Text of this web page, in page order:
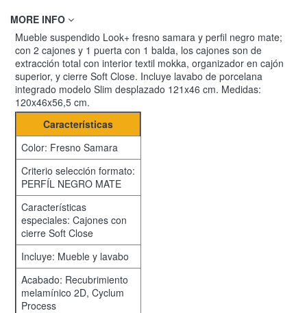
MORE INFO
Mueble suspendido Look+ fresno samara y perfil negro mate;
con 2 cajones y 1 puerta con 1 balda, los cajones son de
extracción total con interior textil mokka, organizador en cajón
superior, y cierre Soft Close. Incluye lavabo de porcelana
integrado modelo Slim desplazado 121x46 cm. Medidas:
120x46x56,5 cm.
Características
Color: Fresno Samara
Criterio selección formato:
PERFÍL NEGRO MATE
Características
especiales: Cajones con
cierre Soft Close
Incluye: Mueble y lavabo
Acabado: Recubrimiento
melamínico 2D, Cyclum
Process